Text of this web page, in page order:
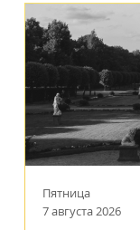
Пятница
7 августа 2026